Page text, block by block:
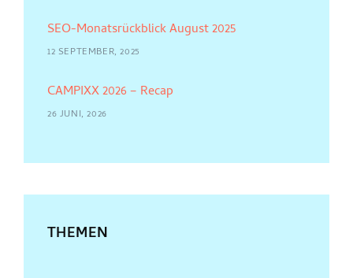
SEO-Monatsrückblick August 2025
12 SEPTEMBER, 2025
CAMPIXX 2026 – Recap
26 JUNI, 2026
THEMEN